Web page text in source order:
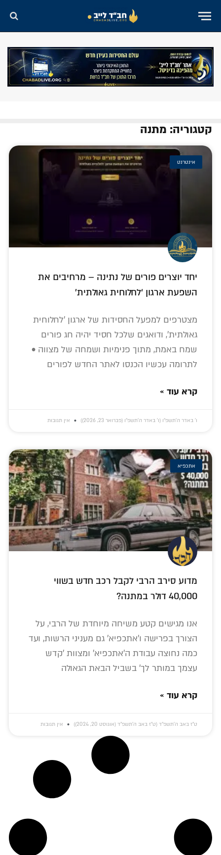
קטגוריה: מתנה
אינטרנט
יחד יוצרים פורים של נתינה – מרחיבים את
השפעת ארגון ‘לחלוחית גאולתית’
מצטרפים למפעל החסידות של ארגון 'לחלוחית
גאולתית', ודואגים שלכל חסיד יהיה חג פורים
שמח באמת, מתוך פנימיות ושמחה של מצווה •
לתרומה עכשיו הכנסו לאתר החדש לפורים
קרא עוד »
ו׳ באדר ה׳תשפ״ו (ו׳ באדר ה׳תשפ״ו (פברואר 23, 2026)) אין תגובות
אתכפיא
מדוע סירב הרבי לקבל רכב חדש בשווי
40,000 דולר במתנה?
אנו מגישים קטע משיחה מיוחדת של הרבי, על
הצורך בפרישה ו'אתכפיא' גם מעניני הרשות, ועד
כמה נחוצה עבודת ה'אתכפיא' ומצוות 'קדש
עצמך במותר לך' בשביל הבאת הגאולה
קרא עוד »
ט״ז באב ה׳תשפ״ד (ט״ז באב ה׳תשפ״ד (אוגוסט 20, 2024)) אין תגובות